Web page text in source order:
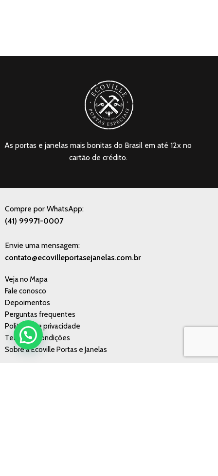
As portas e janelas mais bonitas do Brasil em até 12x no
cartão de crédito.
Compre por WhatsApp:
(41) 99971-0007
Envie uma mensagem:
contato@ecovilleportasejanelas.com.br
Veja no Mapa
Fale conosco
Depoimentos
Perguntas frequentes
Politícas de privacidade
Termos e condições
Sobre a Ecoville Portas e Janelas